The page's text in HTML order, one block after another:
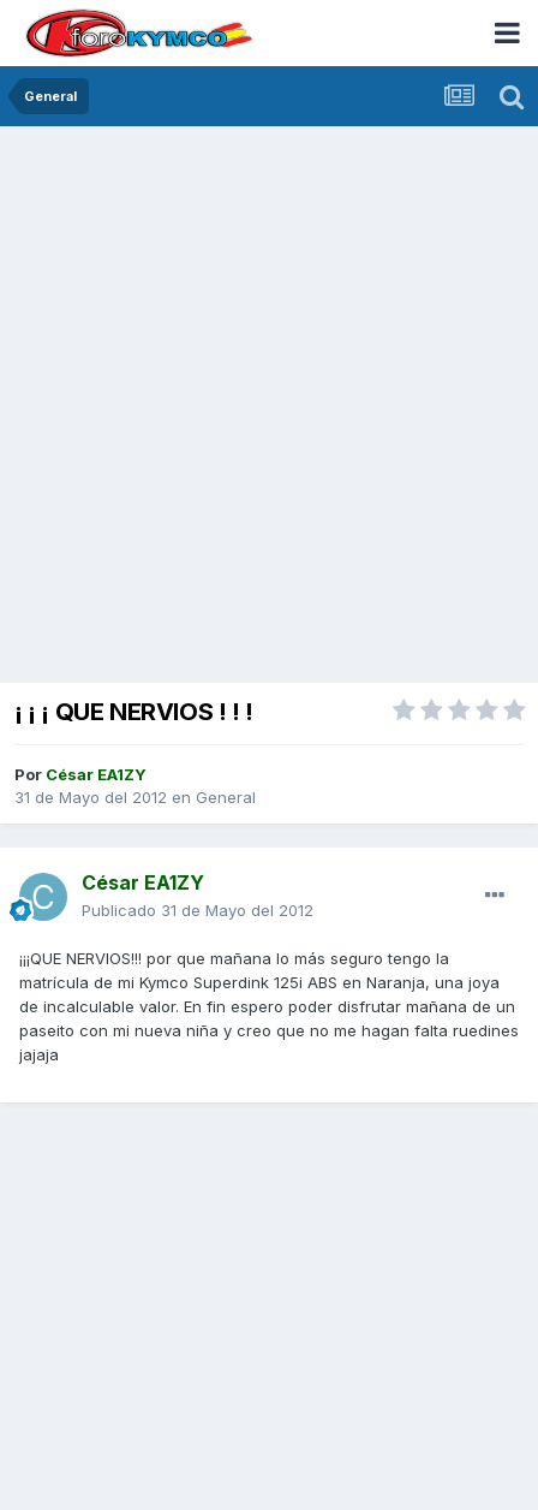
General
¡ ¡ ¡ QUE NERVIOS ! ! !
Por César EA1ZY
31 de Mayo del 2012 en General
César EA1ZY
Publicado 31 de Mayo del 2012
¡¡¡QUE NERVIOS!!! por que mañana lo más seguro tengo la
matrícula de mi Kymco Superdink 125i ABS en Naranja, una joya
de incalculable valor. En fin espero poder disfrutar mañana de un
paseito con mi nueva niña y creo que no me hagan falta ruedines
jajaja